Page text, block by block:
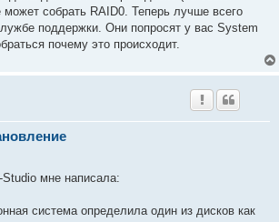
может собрать RAID0. Теперь лучше всего
поддержки. Они попросят у вас System
почему это происходит.
мне написала:
система определила один из дисков как